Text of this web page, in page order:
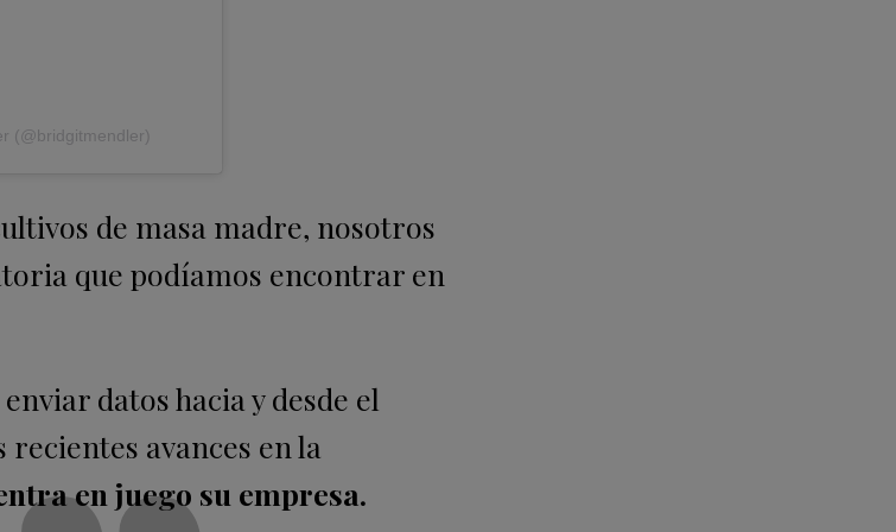
(@bridgitmendler)
de masa madre, nosotros
que podíamos encontrar en
datos hacia y desde el
recientes avances en la
en juego su empresa.